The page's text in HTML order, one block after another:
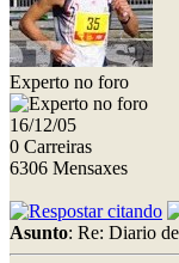
Experto no foro
16/12/05
0 Carreiras
6306 Mensaxes
Asunto: Re: Diario